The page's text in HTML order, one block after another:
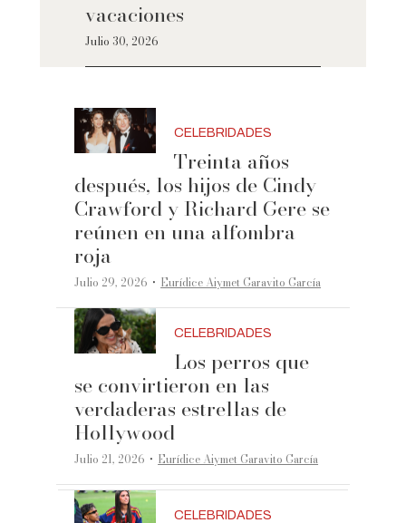
vacaciones
Julio 30, 2026
CELEBRIDADES
Treinta años
después, los hijos de Cindy
Crawford y Richard Gere se
reúnen en una alfombra
roja
Julio 29, 2026 ·Eurídice Aiymet Garavito García
CELEBRIDADES
Los perros que
se convirtieron en las
verdaderas estrellas de
Hollywood
Julio 21, 2026 ·Eurídice Aiymet Garavito García
CELEBRIDADES